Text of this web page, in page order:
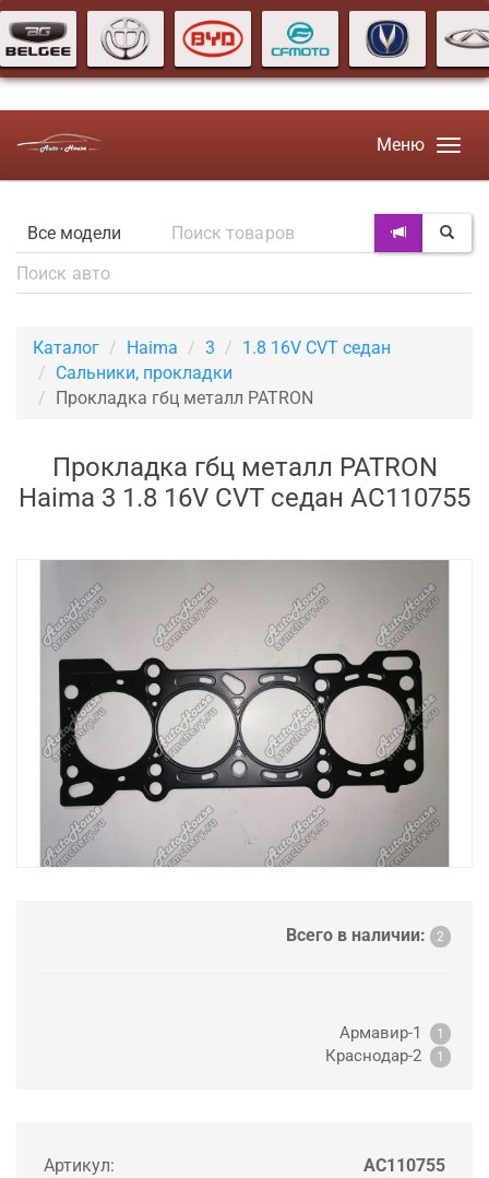
Меню
Каталог Haima 3
1.8 16V CVT седан
Сальники, прокладки
Прокладка гбц металл PATRON
Прокладка гбц металл PATRON
Haima 3 1.8 16V CVT седан AC110755
Всего в наличии: 2
Армавир-1 1
Краснодар-2 1
Артикул: AC110755